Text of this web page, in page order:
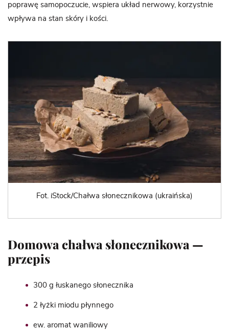
poprawę samopoczucie, wspiera układ nerwowy, korzystnie
wpływa na stan skóry i kości.
Fot. iStock/Chałwa słonecznikowa (ukraińska)
Domowa chałwa słonecznikowa —
przepis
300 g łuskanego słonecznika
2 łyżki miodu płynnego
ew. aromat waniliowy